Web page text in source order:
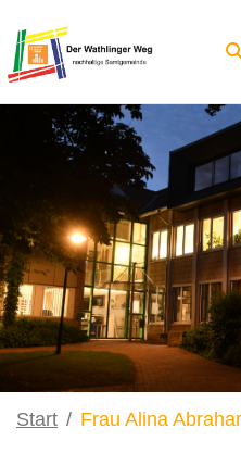
Start Frau Alina